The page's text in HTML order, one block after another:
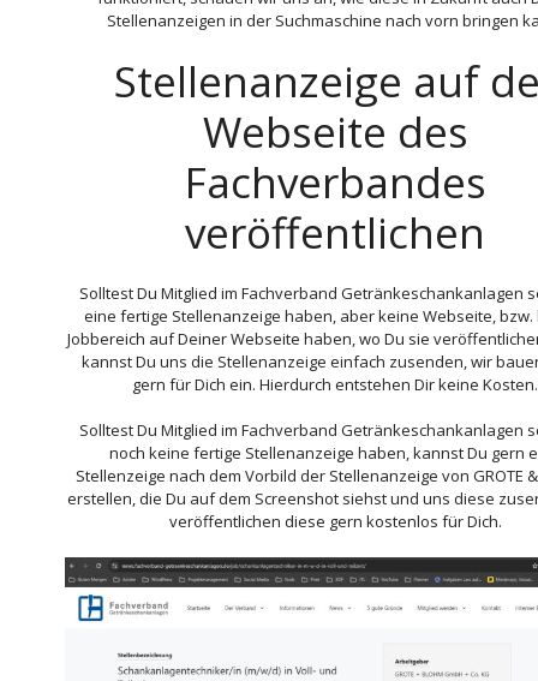
Stellenanzeigen in der Suchmaschine nach vorn bringen
Stellenanzeige auf
Webseite des
Fachverbandes
veröffentlichen
Solltest Du Mitglied im Fachverband Getränkeschankanlagen
eine fertige Stellenanzeige haben, aber keine Webseite, bzw.
Jobbereich auf Deiner Webseite haben, wo Du sie
kannst Du uns die Stellenanzeige einfach zusenden, wir
gern für Dich ein. Hierdurch entstehen Dir keine Kosten.
Solltest Du Mitglied im Fachverband Getränkeschankanlagen
noch keine fertige Stellenanzeige haben, kannst Du gern
Stellenzeige nach dem Vorbild der Stellenanzeige von GROTE
erstellen, die Du auf dem Screenshot siehst und uns diese
veröffentlichen diese gern kostenlos für Dich.